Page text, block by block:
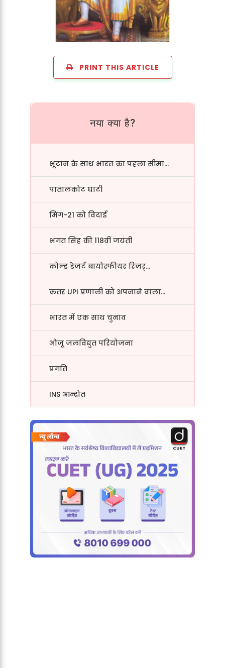
PRINT THIS ARTICLE
नया क्या है?
भूटान के साथ भारत का पहला सीमा...
पातालकोट घाटी
मिग-21 को विदाई
भगत सिंह की 118वीं जयंती
कोल्ड डेजर्ट बायोस्फीयर रिज़र्...
कतर UPI प्रणाली को अपनाने वाला...
भारत में एक साथ चुनाव
ओजू जलविद्युत परियोजना
प्रगति
INS आन्द्रोत